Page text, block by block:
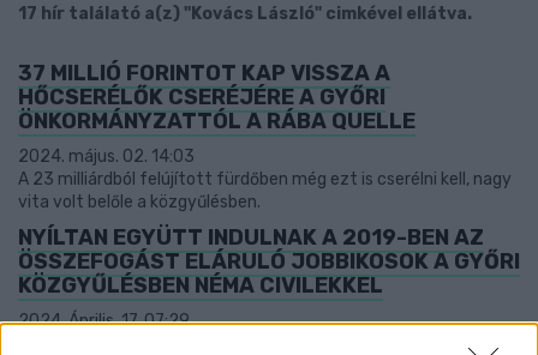
17 hír találató a(z) "Kovács László" cimkével ellátva.
37 MILLIÓ FORINTOT KAP VISSZA A
HŐCSERÉLŐK CSERÉJÉRE A GYŐRI
ÖNKORMÁNYZATTÓL A RÁBA QUELLE
2024. május. 02. 14:03
A 23 milliárdból felújított fürdőben még ezt is cserélni kell, nagy
vita volt belőle a közgyűlésben.
NYÍLTAN EGYÜTT INDULNAK A 2019-BEN AZ
ÖSSZEFOGÁST ELÁRULÓ JOBBIKOSOK A GYŐRI
KÖZGYŰLÉSBEN NÉMA CIVILEKKEL
2024. Április. 17. 07:29